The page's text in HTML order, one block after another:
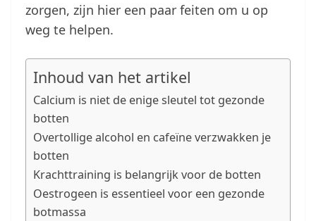
zorgen, zijn hier een paar feiten om u op
weg te helpen.
Inhoud van het artikel
Calcium is niet de enige sleutel tot gezonde
botten
Overtollige alcohol en cafeïne verzwakken je
botten
Krachttraining is belangrijk voor de botten
Oestrogeen is essentieel voor een gezonde
botmassa